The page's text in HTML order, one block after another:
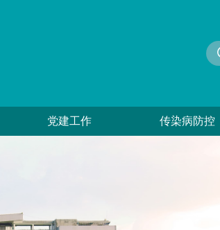
党建工作 传染病防控